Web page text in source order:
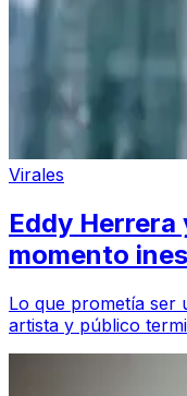
Virales
Eddy Herrera
momento
Lo que prometía ser
artista y público